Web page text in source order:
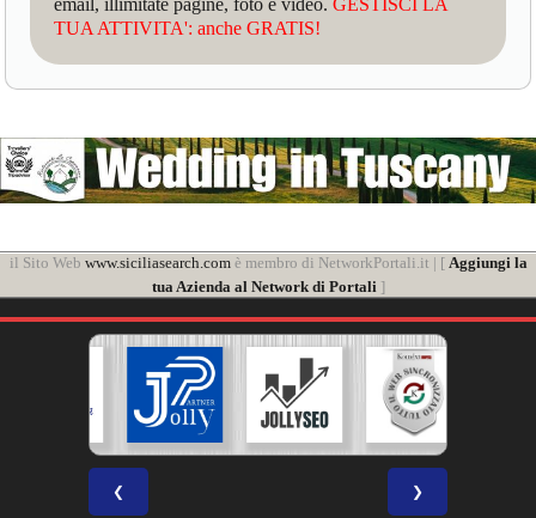
TUA ATTIVITA': anche GRATIS!
il Sito Web www.siciliasearch.comè membro di NetworkPortali.it | [ Aggiungi la
tua Azienda al Network di Portali]
❮ ❯